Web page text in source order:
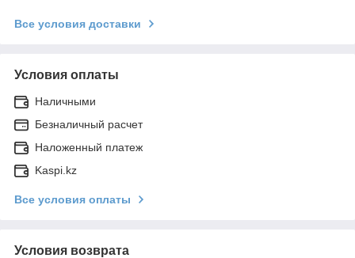
Все условия доставки
Условия оплаты
Наличными
Безналичный расчет
Наложенный платеж
Kaspi.kz
Все условия оплаты
Условия возврата